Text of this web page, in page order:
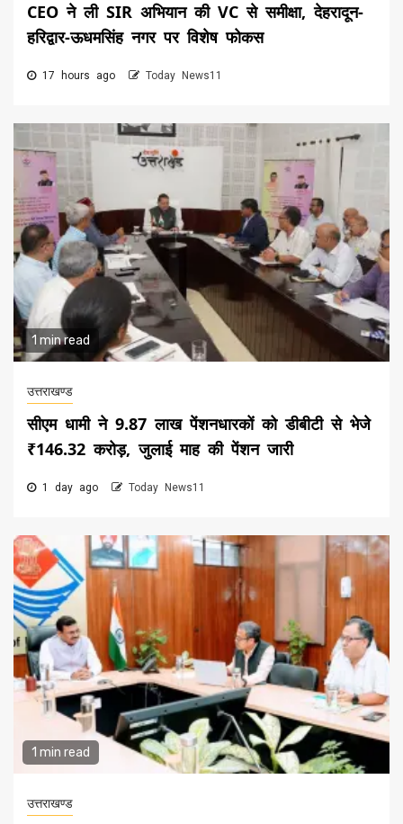
CEO ने ली SIR अभियान की VC से समीक्षा, देहरादून-
हरिद्वार-ऊधमसिंह नगर पर विशेष फोकस
17 hours ago Today News11
1 min read
उत्तराखण्ड
सीएम धामी ने 9.87 लाख पेंशनधारकों को डीबीटी से भेजे
₹146.32 करोड़, जुलाई माह की पेंशन जारी
1 day ago Today News11
1 min read
उत्तराखण्ड